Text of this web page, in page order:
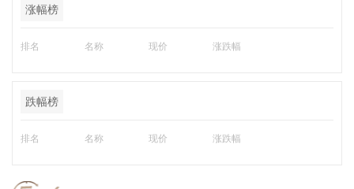
涨幅榜
排名 名称 现价 涨跌幅
跌幅榜
排名 名称 现价 涨跌幅